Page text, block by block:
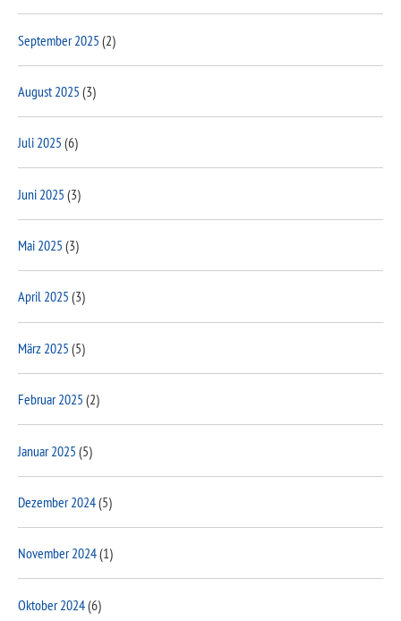
September 2025 (2)
August 2025 (3)
Juli 2025 (6)
Juni 2025 (3)
Mai 2025 (3)
April 2025 (3)
März 2025 (5)
Februar 2025 (2)
Januar 2025 (5)
Dezember 2024(5)
November 2024(1)
Oktober 2024(6)